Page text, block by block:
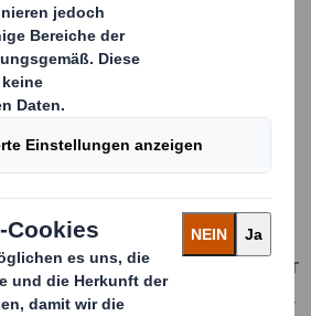
Smith – Ihr Partner für innovative
sein
automatisierte
von DS Smith, die
drei Dimensionen
hoher Geschwindigkeit an das
anpasst. Anhand vieler
Stratege eindrucksvoll,